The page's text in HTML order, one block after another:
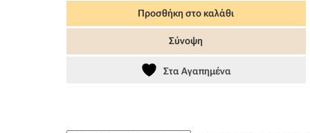
was:
47,90 €.
τιμή
είναι:
38,32 €.
Προσθήκη στο καλάθι
Σύνοψη
Στα Αγαπημένα